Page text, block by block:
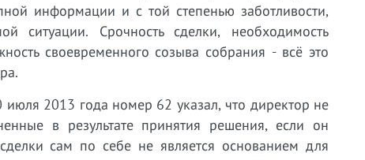
информации и с той степенью заботливости,
ситуации. Срочность сделки, необходимость
своевременного созыва собрания - всё это
2013 года номер 62 указал, что директор не
в результате принятия решения, если он
сам по себе не является основанием для